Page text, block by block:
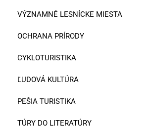
VÝZNAMNÉ LESNÍCKE MIESTA
OCHRANA PRÍRODY
CYKLOTURISTIKA
ĽUDOVÁ KULTÚRA
PEŠIA TURISTIKA
TÚRY DO LITERATÚRY